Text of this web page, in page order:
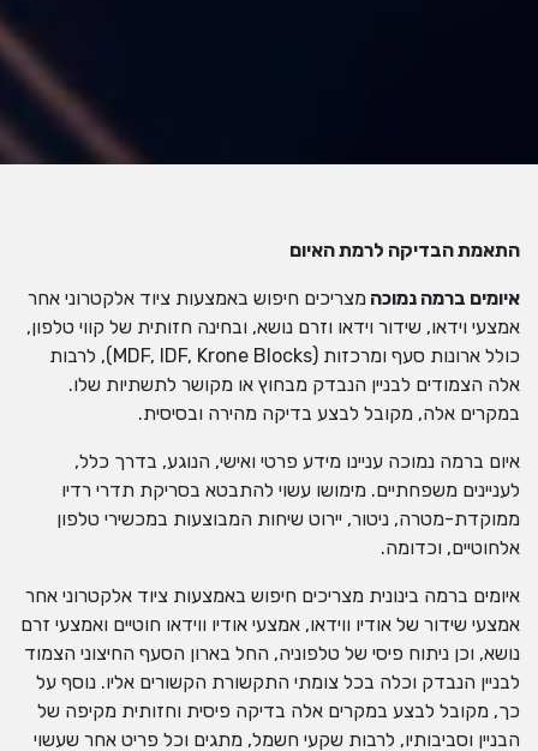
התאמת הבדיקה לרמת האיום
איומים ברמה נמוכה מצריכים חיפוש באמצעות ציוד אלקטרוני אחר
אמצעי וידאו, שידור וידאו וזרם נושא, ובחינה חזותית של קווי טלפון,
כולל ארונות סעף ומרכזות (MDF, IDF, Krone Blocks), לרבות
אלה הצמודים לבניין הנבדק מבחוץ או מקושר לתשתיות שלו.
במקרים אלה, מקובל לבצע בדיקה מהירה ובסיסית.
איום ברמה נמוכה עניינו מידע פרטי ואישי, הנוגע, בדרך כלל,
לעניינים משפחתיים. מימושו עשוי להתבטא בסריקת תדרי רדיו
ממוקדת-מטרה, ניטור, יירוט שיחות המבוצעות במכשירי טלפון
אלחוטיים, וכדומה.
איומים ברמה בינונית מצריכים חיפוש באמצעות ציוד אלקטרוני אחר
אמצעי שידור של אודיו ווידאו, אמצעי אודיו ווידאו חוטיים ואמצעי זרם
נושא, וכן ניתוח פיסי של טלפוניה, החל בארון הסעף החיצוני הצמוד
לבניין הנבדק וכלה בכל צומתי התקשורת הקשורים אליו. נוסף על
כך, מקובל לבצע במקרים אלה בדיקה פיסית וחזותית מקיפה של
הבניין וסביבותיו, לרבות שקעי חשמל, מתגים וכל פריט אחר שעשוי